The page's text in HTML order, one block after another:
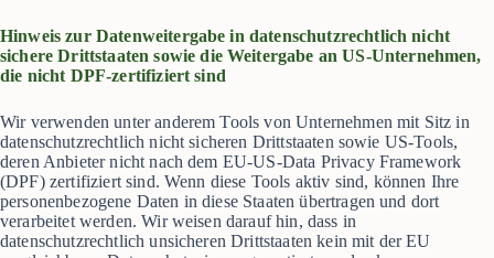
Hinweis zur Datenweitergabe in datenschutzrechtlich nicht
sichere Drittstaaten sowie die Weitergabe an US-Unternehmen,
die nicht DPF-zertifiziert sind
Wir verwenden unter anderem Tools von Unternehmen mit Sitz in
datenschutzrechtlich nicht sicheren Drittstaaten sowie US-Tools,
deren Anbieter nicht nach dem EU-US-Data Privacy Framework
(DPF) zertifiziert sind. Wenn diese Tools aktiv sind, können Ihre
personenbezogene Daten in diese Staaten übertragen und dort
verarbeitet werden. Wir weisen darauf hin, dass in
datenschutzrechtlich unsicheren Drittstaaten kein mit der EU